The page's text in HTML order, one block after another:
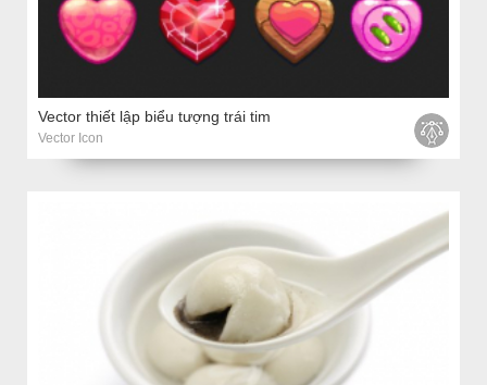
Vector thiết lập biểu tượng trái tim
Vector Icon